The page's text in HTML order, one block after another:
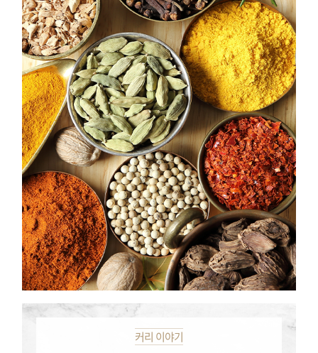
커리 이야기